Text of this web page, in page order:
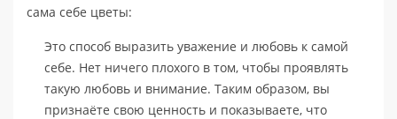
сама себе цветы:
Это способ выразить уважение и любовь к самой
себе. Нет ничего плохого в том, чтобы проявлять
такую любовь и внимание. Таким образом, вы
признаёте свою ценность и показываете, что